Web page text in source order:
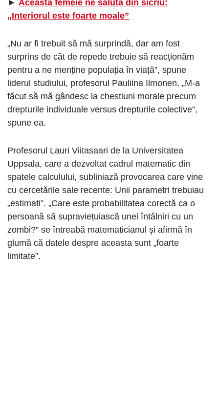
► Această femeie ne salută din sicriu:
„Interiorul este foarte moale”
„Nu ar fi trebuit să mă surprindă, dar am fost
surprins de cât de repede trebuie să reacționăm
pentru a ne menține populația în viață”, spune
liderul studiului, profesorul Pauliina Ilmonen. „M-a
făcut să mă gândesc la chestiuni morale precum
drepturile individuale versus drepturile colective”,
spune ea.
Profesorul Lauri Viitasaari de la Universitatea
Uppsala, care a dezvoltat cadrul matematic din
spatele calculului, subliniază provocarea care vine
cu cercetările sale recente: Unii parametri trebuiau
„estimați”. „Care este probabilitatea corectă ca o
persoană să supraviețuiască unei întâlniri cu un
zombi?” se întreabă matematicianul și afirmă în
glumă că datele despre aceasta sunt „foarte
limitate”.